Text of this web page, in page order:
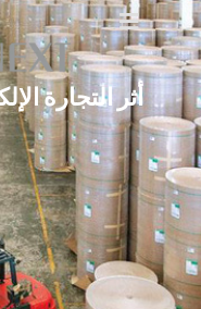
أثر التجارة